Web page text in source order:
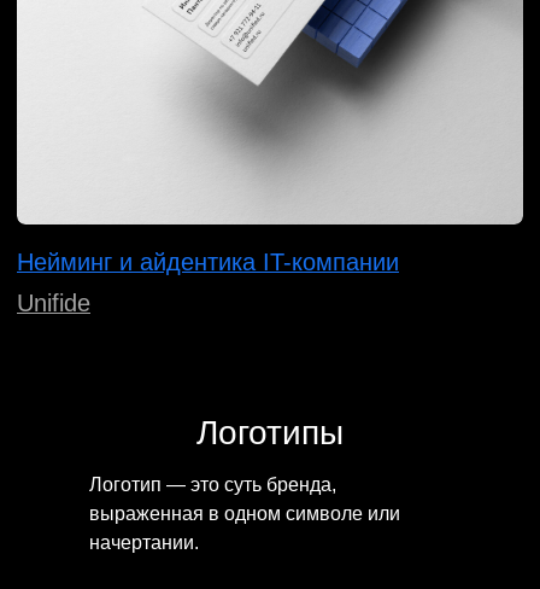
Логотипы
Логотип — это суть бренда,
выраженная в одном символе или
начертании.
Логотип и фирменный стиль IT-компании
Логотип бренда товаров для дома